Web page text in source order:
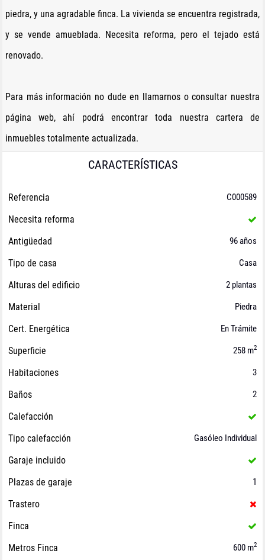
piedra, y una agradable finca. La vivienda se encuentra registrada,
y se vende amueblada. Necesita reforma, pero el tejado está
renovado.
Para más información no dude en llamarnos o consultar nuestra
página web, ahí podrá encontrar toda nuestra cartera de
inmuebles totalmente actualizada.
CARACTERÍSTICAS
Referencia C000589
Necesita reforma
Antigüedad
96 años
Tipo de casa Casa
Alturas del edificio 2 plantas
Material Piedra
Cert. Energética En Trámite
Superficie 258 m2
Habitaciones 3
Baños 2
Calefacción
Tipo calefacción
Gasóleo Individual
Garaje incluido
Plazas de garaje
1
Trastero
Finca
Metros Finca
600 m2